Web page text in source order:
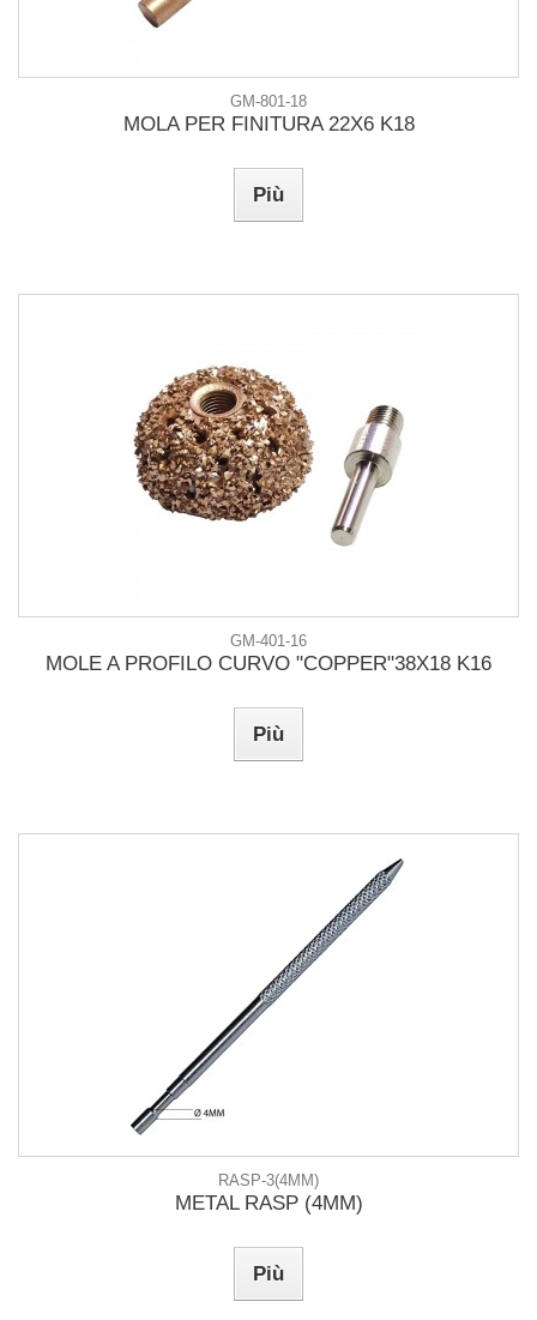
GM-801-18
MOLA PER FINITURA 22X6 K18
Più
GM-401-16
MOLE A PROFILO CURVO "COPPER"38X18 K16
Più
RASP-3(4MM)
METAL RASP (4MM)
Più